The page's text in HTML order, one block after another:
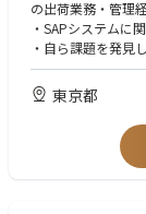
・サービス品質お
ざすポジションです
カスタマーサービ
1）メンバーの管理
2) 問題が発生した
整・解決をはかる
3)月次で処理件数
を把握したうえで
の出荷業務・管理
・SAPシステムに
・自ら課題を発見
ペレーション改善
・様々な緊急対応
勢。
・それぞれのグル
ための課題・アク
東京都